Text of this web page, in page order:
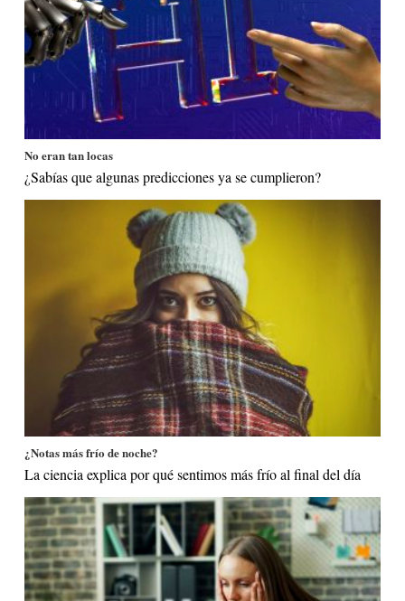
No eran tan locas
¿Sabías que algunas predicciones ya se cumplieron?
¿Notas más frío de noche?
La ciencia explica por qué sentimos más frío al final del día